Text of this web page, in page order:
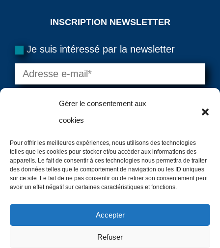
Gérer le consentement aux
cookies
Pour offrir les meilleures expériences, nous utilisons des technologies
telles que les cookies pour stocker et/ou accéder aux informations des
appareils. Le fait de consentir à ces technologies nous permettra de traiter
des données telles que le comportement de navigation ou les ID uniques
sur ce site. Le fait de ne pas consentir ou de retirer son consentement peut
avoir un effet négatif sur certaines caractéristiques et fonctions.
Accepter
Refuser
INSCRIPTION NEWSLETTER
Je suis intéressé par la newsletter
6 + 15= VALIDER
Copyright @2024 – Canoe Diffusion – Tous droits
Réservés